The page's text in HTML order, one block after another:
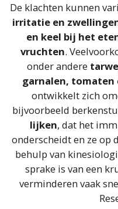
De klachten kunnen
irritatie en
en keel bij het
vruchten.
onder andere
garnalen, tomaten
ontwikkelt zich
bijvoorbeeld
lijken, dat het
onderscheidt en ze op
behulp van
sprake is van een
verminderen vaak